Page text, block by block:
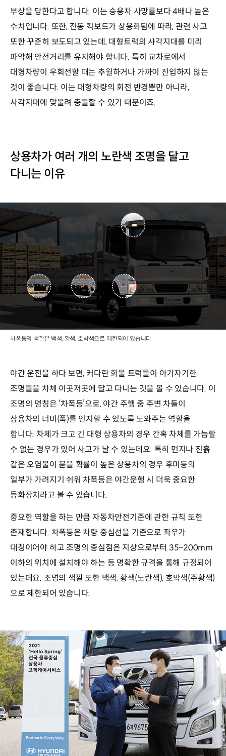
부상을 당한다고 합니다. 이는 승용차 사망률보다 4배나 높은
수치입니다. 또한, 전동 킥보드가 상용화됨에 따라, 관련 사고
또한 꾸준히 보도되고 있는데, 대형트럭의 사각지대를 미리
파악해 안전거리를 유지해야 합니다. 특히 교차로에서
대형차량이 우회전할 때는 추월하거나 가까이 진입하지 않는
것이 좋습니다. 이는 대형차량의 회전 반경뿐만 아니라,
사각지대에 맞물려 충돌할 수 있기 때문이죠.
상용차가 여러 개의 노란색 조명을 달고
다니는 이유
차폭등의 색깔은 백색, 황색, 호박색으로 제한되어 있습니다
야간 운전을 하다 보면, 커다란 화물 트럭들이 아기자기한
조명들을 차체 이곳저곳에 달고 다니는 것을 볼 수 있습니다. 이
조명의 명칭은 ‘차폭등’으로, 야간 주행 중 주변 차들이
상용차의 너비(폭)를 인지할 수 있도록 도와주는 역할을
합니다. 차체가 크고 긴 대형 상용차의 경우 간혹 차체를 가늠할
수 없는 경우가 있어 사고가 날 수 있는데요. 특히 먼지나 진흙
같은 오염물이 묻을 확률이 높은 상용차의 경우 후미등의
일부가 가려지기 쉬워 차폭등은 야간운행 시 더욱 중요한
등화장치라고 볼 수 있습니다.
중요한 역할을 하는 만큼 자동차안전기준에 관한 규칙 또한
존재합니다. 차폭등은 차량 중심선을 기준으로 좌우가
대칭이어야 하고 조명의 중심점은 지상으로부터 35~200mm
이하의 위치에 설치해야 하는 등 명확한 규격을 통해 규정되어
있는데요. 조명의 색깔 또한 백색, 황색(노란색), 호박색(주황색)
으로 제한되어 있습니다.